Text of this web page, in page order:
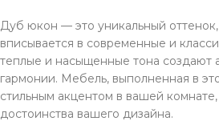
Дуб юкон — это уникальный
вписывается в современные и
теплые и насыщенные тона создают
гармонии. Мебель, выполненная в
стильным акцентом в вашей
достоинства вашего дизайна.